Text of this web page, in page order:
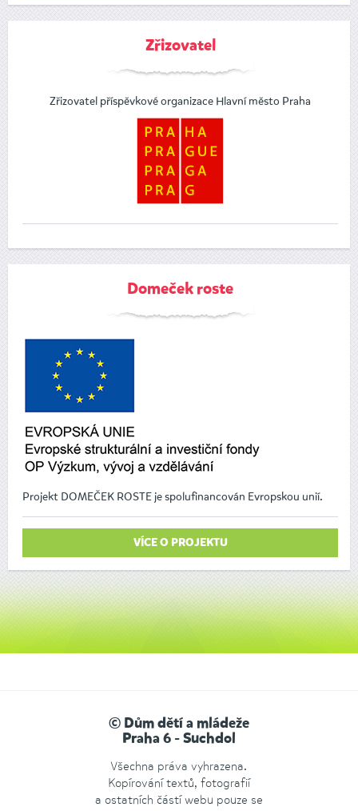
Zřizovatel
Zřizovatel příspěvkové organizace Hlavní město Praha
Domeček roste
Projekt DOMEČEK ROSTE je spolufinancován Evropskou unií.
VÍCE O PROJEKTU
© Dům dětí a mládeže
Praha 6 - Suchdol
Všechna práva vyhrazena.
Kopírování textů, fotografií
a ostatních částí webu pouze se